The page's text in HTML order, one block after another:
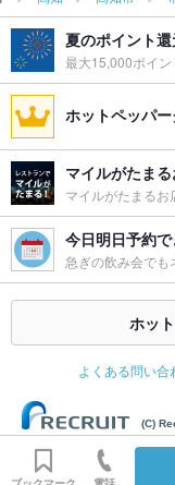
夏のポイント
最大15,000ポイン
ホットペッパ
マイルがたまる
マイルがたまるお
今日明日予約
急ぎの飲み会でも
ホッ
よくある問い合
(C)